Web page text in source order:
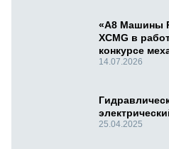
«А8 Машины
XCMG в
конкурсе
14.07.2026
25.04.2025